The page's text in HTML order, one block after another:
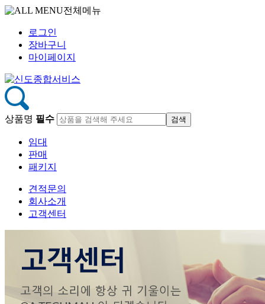
전체메뉴
로그인
장바구니
마이페이지
상품명 필수
임대
판매
패키지
견적문의
회사소개
고객센터